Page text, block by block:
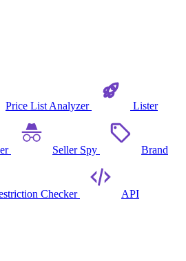
Price List Analyzer Lister
Seller Spy Brand
Checker
API